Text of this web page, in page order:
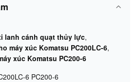
lanh cánh quạt thủy lực,
máy xúc Komatsu PC200LC-6,
xúc Komatsu PC200-6
6 PC200-6